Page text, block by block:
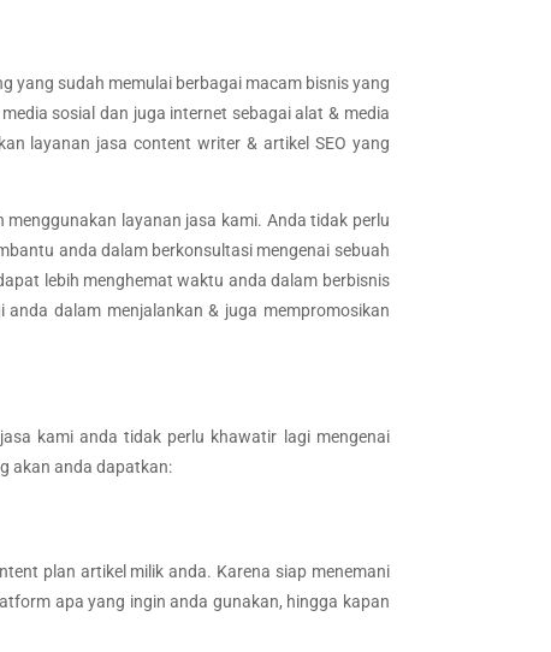
yang sudah memulai berbagai macam bisnis yang
sosial dan juga internet sebagai alat & media
layanan jasa content writer & artikel SEO yang
layanan jasa kami. Anda tidak perlu
anda dalam berkonsultasi mengenai sebuah
lebih menghemat waktu anda dalam berbisnis
dalam menjalankan & juga mempromosikan
kami anda tidak perlu khawatir lagi mengenai
akan anda dapatkan:
plan artikel milik anda. Karena siap menemani
apa yang ingin anda gunakan, hingga kapan